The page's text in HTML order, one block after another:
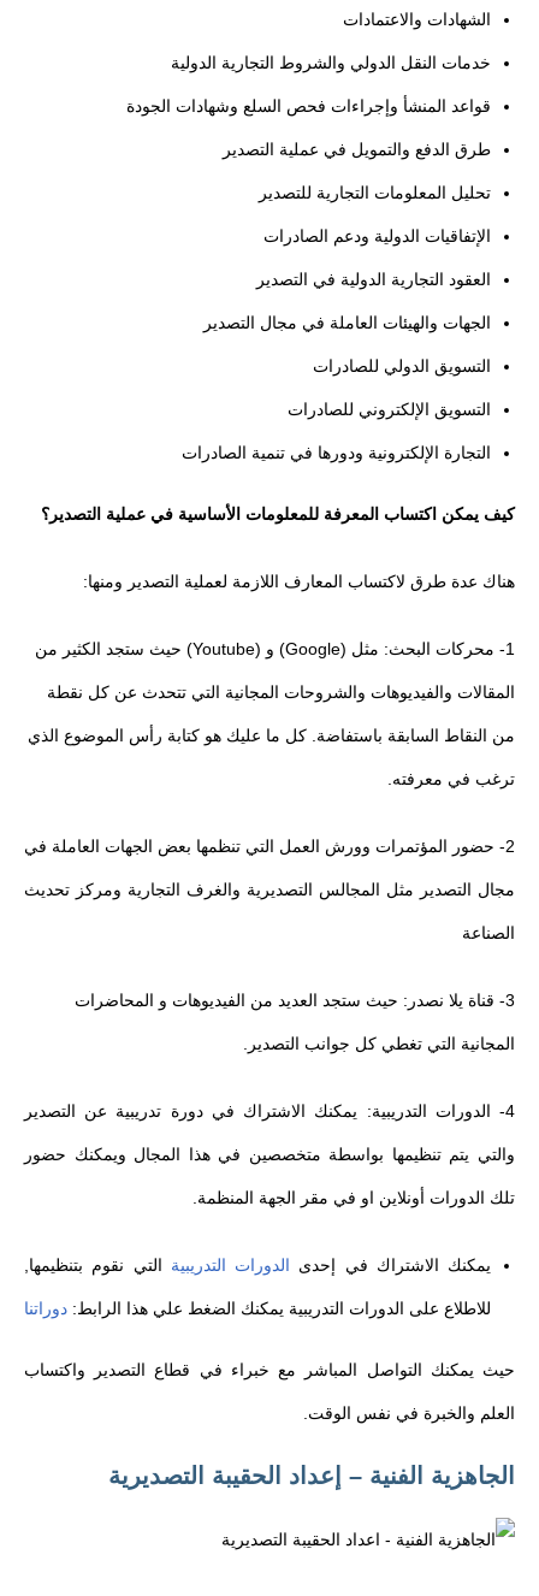
الشهادات والاعتمادات
خدمات النقل الدولي والشروط التجارية الدولية
قواعد المنشأ وإجراءات فحص السلع وشهادات الجودة
طرق الدفع والتمويل في عملية التصدير
تحليل المعلومات التجارية للتصدير
الإتفاقيات الدولية ودعم الصادرات
العقود التجارية الدولية في التصدير
الجهات والهيئات العاملة في مجال التصدير
التسويق الدولي للصادرات
التسويق الإلكتروني للصادرات
التجارة الإلكترونية ودورها في تنمية الصادرات
كيف يمكن اكتساب المعرفة للمعلومات الأساسية في عملية التصدير؟
هناك عدة طرق لاكتساب المعارف اللازمة لعملية التصدير ومنها:
1- محركات البحث: مثل (Google) و (Youtube) حيث ستجد الكثير من
المقالات والفيديوهات والشروحات المجانية التي تتحدث عن كل نقطة
من النقاط السابقة باستفاضة. كل ما عليك هو كتابة رأس الموضوع الذي
ترغب في معرفته.
2- حضور المؤتمرات وورش العمل التي تنظمها بعض الجهات العاملة في
مجال التصدير مثل المجالس التصديرية والغرف التجارية ومركز تحديث
الصناعة
3- قناة يلا نصدر: حيث ستجد العديد من الفيديوهات و المحاضرات
المجانية التي تغطي كل جوانب التصدير.
4- الدورات التدريبية: يمكنك الاشتراك في دورة تدريبية عن التصدير
والتي يتم تنظيمها بواسطة متخصصين في هذا المجال ويمكنك حضور
تلك الدورات أونلاين او في مقر الجهة المنظمة.
يمكنك الاشتراك في إحدى الدورات التدريبية التي نقوم بتنظيمها,
للاطلاع على الدورات التدريبية يمكنك الضغط علي هذا الرابط: دوراتنا
حيث يمكنك التواصل المباشر مع خبراء في قطاع التصدير واكتساب
العلم والخبرة في نفس الوقت.
الجاهزية الفنية – إعداد الحقيبة التصديرية